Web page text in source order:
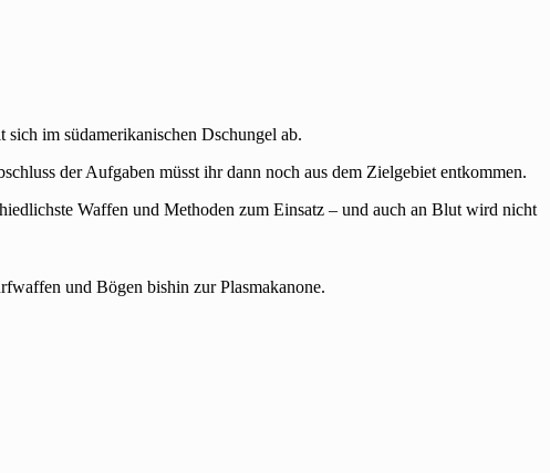
im südamerikanischen Dschungel ab.
der Aufgaben müsst ihr dann noch aus dem Zielgebiet entkommen.
Waffen und Methoden zum Einsatz – und auch an Blut wird nicht
und Bögen bishin zur Plasmakanone.